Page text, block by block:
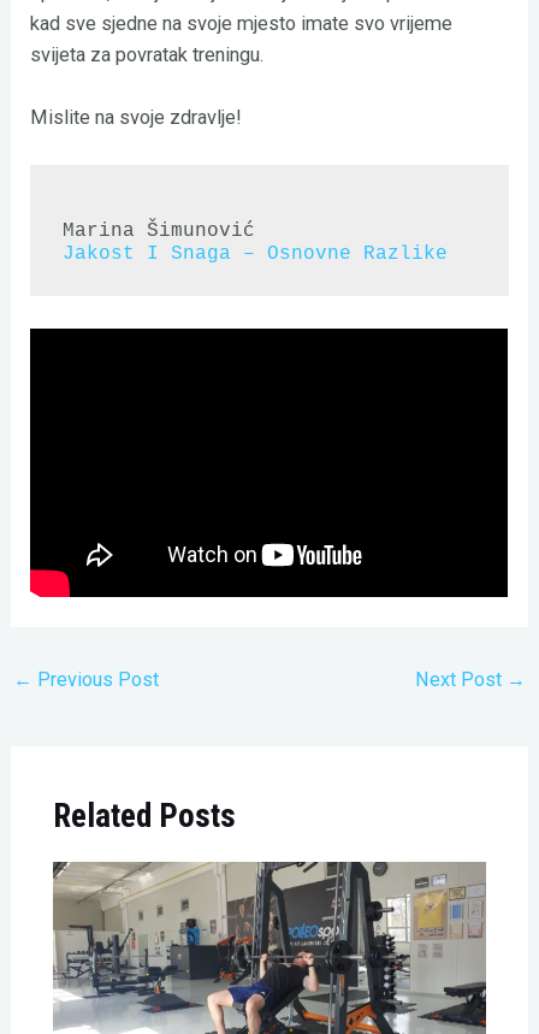
kad sve sjedne na svoje mjesto imate svo vrijeme
svijeta za povratak treningu.
Mislite na svoje zdravlje!
Jakost I Snaga – Osnovne Razlike
← Previous Post Next Post →
Related Posts